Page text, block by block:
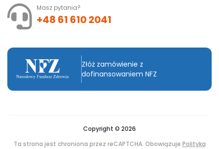
Masz pytania?
+48 61 610 2041
Złóż zamówienie z
dofinansowaniem NFZ
Copyright © 2026
Ta strona jest chroniona przez reCAPTCHA. Obowiązuje Polityka